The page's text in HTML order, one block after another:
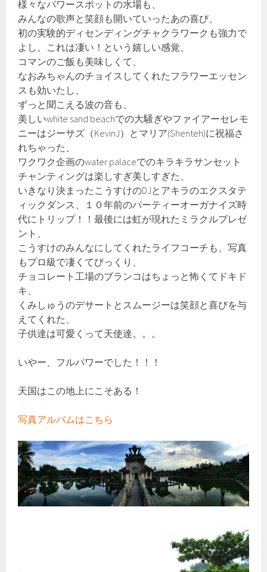
様々なパワースポットの水場も、
みんなの歌声と笑顔も開いていったあの喜び、
初の実験的ディセンディングチャクラワークも強力で
よし、これは凄い！という嬉しい感覚、
コマンのご飯も美味しくて、
なおみちゃんのチョイスしてくれたフラワーエッセン
スも効いたし、
ずっと聞こえる波の音も、
美しいwhite sand beachでの大騒ぎやファイアーセレモ
ニーはジーサズ（KevinJ）とマリア(Shenteh)に祝福さ
れちゃった、
ワクワク企画のwater palaceでのキラキラサンセット
チャンティングは楽しすぎ美しすぎた、
いきなり決まったこうすけのDJとアキラのエクスタテ
ィックダンス、１０年前のパーティーオーガナイズ時
代にトリップ！！最後には虹が現れたミラクルプレゼ
ント、
こうすけのみんなにしてくれたライフコーチも、写真
もプロ級で凄くてびっくり、
チョコレート工場のブランコはちょっと怖くてドキド
キ、
くみしゅうのデサートとスムージーは笑顔と喜びを与
えてくれた、
子供達は可愛くって天使達。。。
いやー、フルパワーでした！！！
天国はこの地上にこそある！
写真アルバムはこちら